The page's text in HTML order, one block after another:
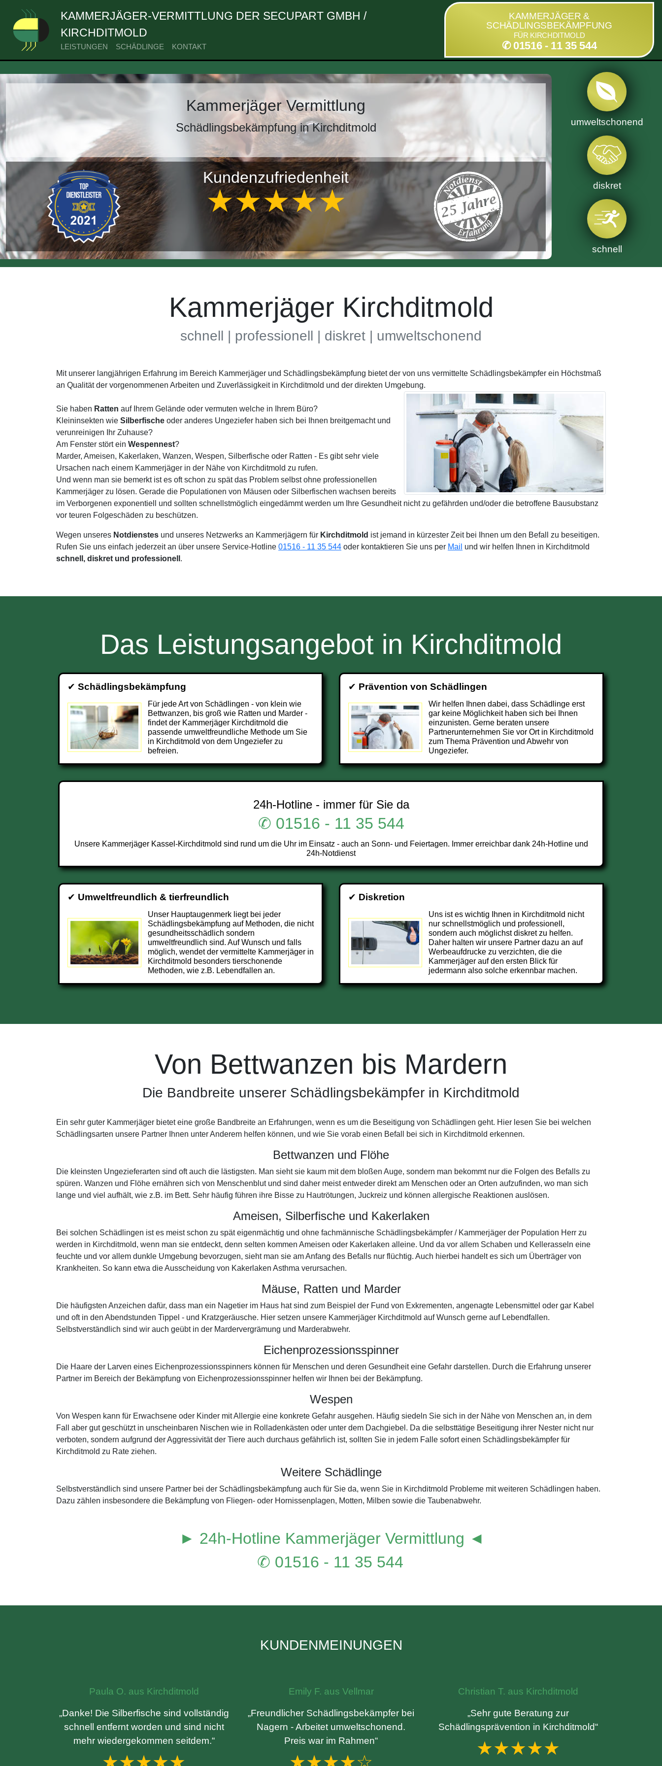
KAMMERJÄGER-VERMITTLUNG DER SECUPART GMBH /
KIRCHDITMOLD
LEISTUNGEN SCHÄDLINGE KONTAKT
KAMMERJÄGER &
SCHÄDLINGSBEKÄMPFUNG
FÜR KIRCHDITMOLD
✆ 01516 - 11 35 544
Kammerjäger Vermittlung
Schädlingsbekämpfung in Kirchditmold
Kundenzufriedenheit
★★★★★
umweltschonend
diskret
schnell
Kammerjäger Kirchditmold
schnell | professionell | diskret | umweltschonend
Mit unserer langjährigen Erfahrung im Bereich Kammerjäger und Schädlingsbekämpfung bietet der von uns vermittelte Schädlingsbekämpfer ein Höchstmaß
an Qualität der vorgenommenen Arbeiten und Zuverlässigkeit in Kirchditmold und der direkten Umgebung.
Sie haben Ratten auf Ihrem Gelände oder vermuten welche in Ihrem Büro?
Kleininsekten wie Silberfische oder anderes Ungeziefer haben sich bei Ihnen breitgemacht und
verunreinigen Ihr Zuhause?
Am Fenster stört ein Wespennest?
Marder, Ameisen, Kakerlaken, Wanzen, Wespen, Silberfische oder Ratten - Es gibt sehr viele
Ursachen nach einem Kammerjäger in der Nähe von Kirchditmold zu rufen.
Und wenn man sie bemerkt ist es oft schon zu spät das Problem selbst ohne professionellen
Kammerjäger zu lösen. Gerade die Populationen von Mäusen oder Silberfischen wachsen bereits
im Verborgenen exponentiell und sollten schnellstmöglich eingedämmt werden um Ihre Gesundheit nicht zu gefährden und/oder die betroffene Bausubstanz
vor teuren Folgeschäden zu beschützen.
Wegen unseres Notdienstes und unseres Netzwerks an Kammerjägern für Kirchditmold ist jemand in kürzester Zeit bei Ihnen um den Befall zu beseitigen.
Rufen Sie uns einfach jederzeit an über unsere Service-Hotline 01516 - 11 35 544 oder kontaktieren Sie uns per Mail und wir helfen Ihnen in Kirchditmold
schnell, diskret und professionell .
Das Leistungsangebot in Kirchditmold
✔ Schädlingsbekämpfung
Für jede Art von Schädlingen - von klein wie
Bettwanzen, bis groß wie Ratten und Marder -
findet der Kammerjäger Kirchditmold die
passende umweltfreundliche Methode um Sie
in Kirchditmold von dem Ungeziefer zu
befreien.
✔ Prävention von Schädlingen
Wir helfen Ihnen dabei, dass Schädlinge erst
gar keine Möglichkeit haben sich bei Ihnen
einzunisten. Gerne beraten unsere
Partnerunternehmen Sie vor Ort in Kirchditmold
zum Thema Prävention und Abwehr von
Ungeziefer.
24h-Hotline - immer für Sie da
✆ 01516 - 11 35 544
Unsere Kammerjäger Kassel-Kirchditmold sind rund um die Uhr im Einsatz - auch an Sonn- und Feiertagen. Immer erreichbar dank 24h-Hotline und
24h-Notdienst
✔ Umweltfreundlich & tierfreundlich
Unser Hauptaugenmerk liegt bei jeder
Schädlingsbekämpfung auf Methoden, die nicht
gesundheitsschädlich sondern
umweltfreundlich sind. Auf Wunsch und falls
möglich, wendet der vermittelte Kammerjäger in
Kirchditmold besonders tierschonende
Methoden, wie z.B. Lebendfallen an.
✔ Diskretion
Uns ist es wichtig Ihnen in Kirchditmold nicht
nur schnellstmöglich und professionell,
sondern auch möglichst diskret zu helfen.
Daher halten wir unsere Partner dazu an auf
Werbeaufdrucke zu verzichten, die die
Kammerjäger auf den ersten Blick für
jedermann also solche erkennbar machen.
Von Bettwanzen bis Mardern
Die Bandbreite unserer Schädlingsbekämpfer in Kirchditmold
Ein sehr guter Kammerjäger bietet eine große Bandbreite an Erfahrungen, wenn es um die Beseitigung von Schädlingen geht. Hier lesen Sie bei welchen
Schädlingsarten unsere Partner Ihnen unter Anderem helfen können, und wie Sie vorab einen Befall bei sich in Kirchditmold erkennen.
Bettwanzen und Flöhe
Die kleinsten Ungezieferarten sind oft auch die lästigsten. Man sieht sie kaum mit dem bloßen Auge, sondern man bekommt nur die Folgen des Befalls zu
spüren. Wanzen und Flöhe ernähren sich von Menschenblut und sind daher meist entweder direkt am Menschen oder an Orten aufzufinden, wo man sich
lange und viel aufhält, wie z.B. im Bett. Sehr häufig führen ihre Bisse zu Hautrötungen, Juckreiz und können allergische Reaktionen auslösen.
Ameisen, Silberfische und Kakerlaken
Bei solchen Schädlingen ist es meist schon zu spät eigenmächtig und ohne fachmännische Schädlingsbekämpfer / Kammerjäger der Population Herr zu
werden in Kirchditmold, wenn man sie entdeckt, denn selten kommen Ameisen oder Kakerlaken alleine. Und da vor allem Schaben und Kellerasseln eine
feuchte und vor allem dunkle Umgebung bevorzugen, sieht man sie am Anfang des Befalls nur flüchtig. Auch hierbei handelt es sich um Überträger von
Krankheiten. So kann etwa die Ausscheidung von Kakerlaken Asthma verursachen.
Mäuse, Ratten und Marder
Die häufigsten Anzeichen dafür, dass man ein Nagetier im Haus hat sind zum Beispiel der Fund von Exkrementen, angenagte Lebensmittel oder gar Kabel
und oft in den Abendstunden Tippel - und Kratzgeräusche. Hier setzen unsere Kammerjäger Kirchditmold auf Wunsch gerne auf Lebendfallen.
Selbstverständlich sind wir auch geübt in der Mardervergrämung und Marderabwehr.
Eichenprozessionsspinner
Die Haare der Larven eines Eichenprozessionsspinners können für Menschen und deren Gesundheit eine Gefahr darstellen. Durch die Erfahrung unserer
Partner im Bereich der Bekämpfung von Eichenprozessionsspinner helfen wir Ihnen bei der Bekämpfung.
Wespen
Von Wespen kann für Erwachsene oder Kinder mit Allergie eine konkrete Gefahr ausgehen. Häufig siedeln Sie sich in der Nähe von Menschen an, in dem
Fall aber gut geschützt in unscheinbaren Nischen wie in Rolladenkästen oder unter dem Dachgiebel. Da die selbsttätige Beseitigung ihrer Nester nicht nur
verboten, sondern aufgrund der Aggressivität der Tiere auch durchaus gefährlich ist, sollten Sie in jedem Falle sofort einen Schädlingsbekämpfer für
Kirchditmold zu Rate ziehen.
Weitere Schädlinge
Selbstverständlich sind unsere Partner bei der Schädlingsbekämpfung auch für Sie da, wenn Sie in Kirchditmold Probleme mit weiteren Schädlingen haben.
Dazu zählen insbesondere die Bekämpfung von Fliegen- oder Hornissenplagen, Motten, Milben sowie die Taubenabwehr.
► 24h-Hotline Kammerjäger Vermittlung ◄
✆ 01516 - 11 35 544
KUNDENMEINUNGEN
Paula O. aus Kirchditmold
„Danke! Die Silberfische sind vollständig
schnell entfernt worden und sind nicht
mehr wiedergekommen seitdem.“
Emily F. aus Vellmar
„Freundlicher Schädlingsbekämpfer bei
Nagern - Arbeitet umweltschonend.
Preis war im Rahmen“
Christian T. aus Kirchditmold
„Sehr gute Beratung zur
Schädlingsprävention in Kirchditmold“
★★★★★